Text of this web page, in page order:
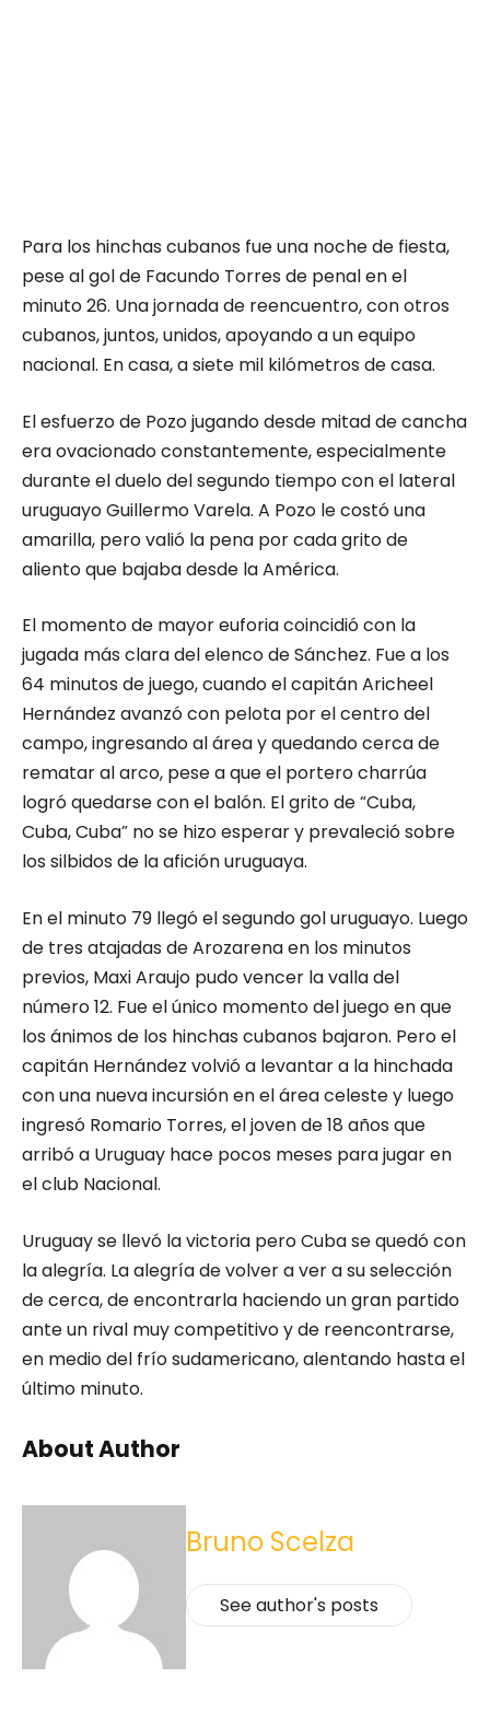
Para los hinchas cubanos fue una noche de fiesta,
pese al gol de Facundo Torres de penal en el
minuto 26. Una jornada de reencuentro, con otros
cubanos, juntos, unidos, apoyando a un equipo
nacional. En casa, a siete mil kilómetros de casa.
El esfuerzo de Pozo jugando desde mitad de cancha
era ovacionado constantemente, especialmente
durante el duelo del segundo tiempo con el lateral
uruguayo Guillermo Varela. A Pozo le costó una
amarilla, pero valió la pena por cada grito de
aliento que bajaba desde la América.
El momento de mayor euforia coincidió con la
jugada más clara del elenco de Sánchez. Fue a los
64 minutos de juego, cuando el capitán Aricheel
Hernández avanzó con pelota por el centro del
campo, ingresando al área y quedando cerca de
rematar al arco, pese a que el portero charrúa
logró quedarse con el balón. El grito de “Cuba,
Cuba, Cuba” no se hizo esperar y prevaleció sobre
los silbidos de la afición uruguaya.
En el minuto 79 llegó el segundo gol uruguayo. Luego
de tres atajadas de Arozarena en los minutos
previos, Maxi Araujo pudo vencer la valla del
número 12. Fue el único momento del juego en que
los ánimos de los hinchas cubanos bajaron. Pero el
capitán Hernández volvió a levantar a la hinchada
con una nueva incursión en el área celeste y luego
ingresó Romario Torres, el joven de 18 años que
arribó a Uruguay hace pocos meses para jugar en
el club Nacional.
Uruguay se llevó la victoria pero Cuba se quedó con
la alegría. La alegría de volver a ver a su selección
de cerca, de encontrarla haciendo un gran partido
ante un rival muy competitivo y de reencontrarse,
en medio del frío sudamericano, alentando hasta el
último minuto.
About Author
Bruno Scelza
See author's posts